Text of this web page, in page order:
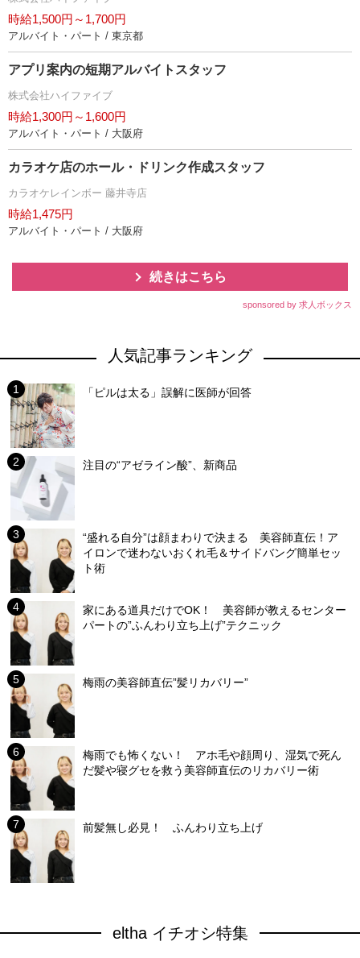
時給1,500円～1,700円
アルバイト・パート / 東京都
アプリ案内の短期アルバイトスタッフ
株式会社ハイファイブ
時給1,300円～1,600円
アルバイト・パート / 大阪府
カラオケ店のホール・ドリンク作成スタッフ
カラオケレインボー 藤井寺店
時給1,475円
アルバイト・パート / 大阪府
続きはこちら
sponsored by 求人ボックス
人気記事ランキング
「ピルは太る」誤解に医師が回答
注目の“アゼライン酸”、新商品
“盛れる自分”は顔まわりで決まる 美容師直伝！ア
イロンで迷わないおくれ毛＆サイドバング簡単セッ
ト術
家にある道具だけでOK！ 美容師が教えるセンター
パートの”ふんわり立ち上げ”テクニック
梅雨の美容師直伝”髪リカバリー”
梅雨でも怖くない！ アホ毛や顔周り、湿気で死ん
だ髪や寝グセを救う美容師直伝のリカバリー術
前髪無し必見！ ふんわり立ち上げ
eltha イチオシ特集